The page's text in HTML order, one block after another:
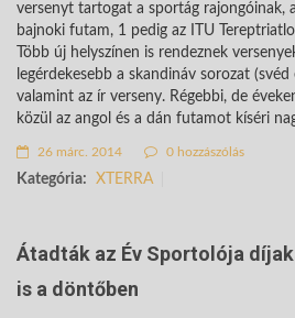
versenyt tartogat a sportág rajongóinak,
bajnoki futam, 1 pedig az ITU
Több új helyszínen is rendeznek
legérdekesebb a skandináv sorozat
valamint az ír verseny. Régebbi, de
közül az angol és a dán futamot kíséri
26 márc. 2014 0 hozzászólás
Kategória: XTERRA
Átadták az Év Sportolója
is a döntőben